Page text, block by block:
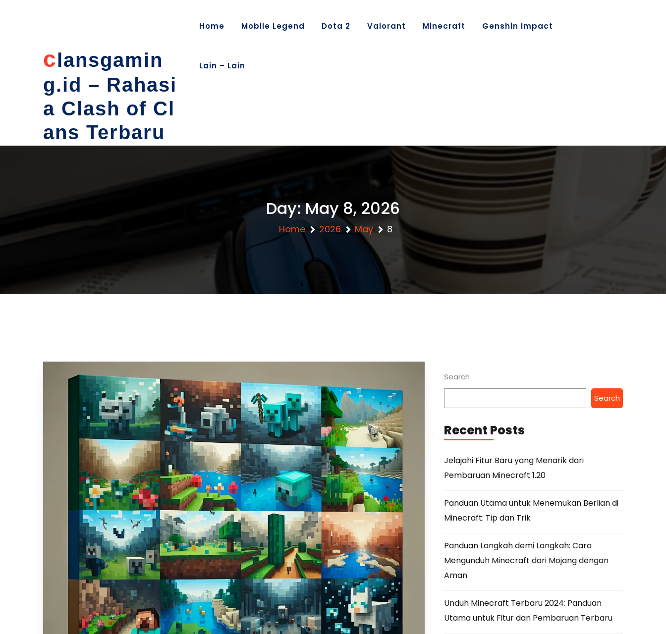
clansgamin
g.id – Rahasi
a Clash of Cl
ans Terbaru
Home Mobile Legend Dota 2 Valorant Minecraft Genshin Impact
Lain – Lain
Day:May 8, 2026
Home 2026 May 8
Search
Search
Recent Posts
Jelajahi Fitur Baru yang Menarik dari
Pembaruan Minecraft 1.20
Panduan Utama untuk Menemukan Berlian di
Minecraft: Tip dan Trik
Panduan Langkah demi Langkah: Cara
Mengunduh Minecraft dari Mojang dengan
Aman
Unduh Minecraft Terbaru 2024: Panduan
Utama untuk Fitur dan Pembaruan Terbaru